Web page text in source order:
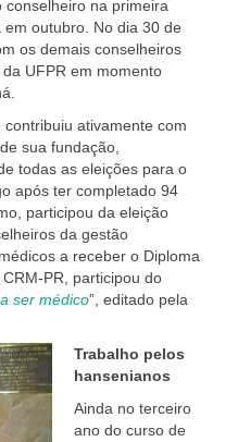
na primeira
outubro. No dia 30 de
os demais conselheiros
UFPR em momento
ativamente com
sua fundação,
todas as eleições para o
após ter completado 94
participou da eleição
da gestão
a receber o Diploma
PR, participou do
ser médico”, editado pela
Trabalho pelos
hansenianos
Ainda no terceiro
ano do curso de